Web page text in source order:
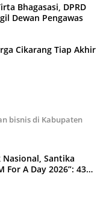
Bhagasasi, DPRD
Dewan Pengawas
Cikarang Tiap Akhir
bisnis di Kabupaten
Santika
For A Day 2026”: 43